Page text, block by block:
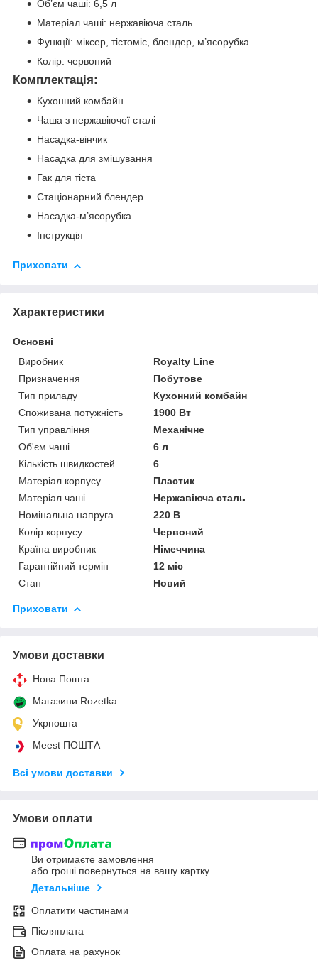
Об’єм чаші: 6,5 л
Матеріал чаші: нержавіюча сталь
Функції: міксер, тістоміс, блендер, м’ясорубка
Колір: червоний
Комплектація:
Кухонний комбайн
Чаша з нержавіючої сталі
Насадка-вінчик
Насадка для змішування
Гак для тіста
Стаціонарний блендер
Насадка-м’ясорубка
Інструкція
Приховати
Характеристики
Основні
Виробник
Royalty Line
Призначення
Побутове
Тип приладу
Кухонний комбайн
Споживана потужність
1900 Вт
Тип управління
Механічне
Об'єм чаші
6 л
Кількість швидкостей
6
Матеріал корпусу
Пластик
Матеріал чаші
Нержавіюча сталь
Номінальна напруга
220 В
Колір корпусу
Червоний
Країна виробник
Німеччина
Гарантійний термін
12 міс
Стан
Новий
Приховати
Умови доставки
Нова Пошта
Магазини Rozetka
Укрпошта
Meest ПОШТА
Всі умови доставки
Умови оплати
Ви отримаєте замовлення
або гроші повернуться на вашу картку
Детальніше
Оплатити частинами
Післяплата
Оплата на рахунок